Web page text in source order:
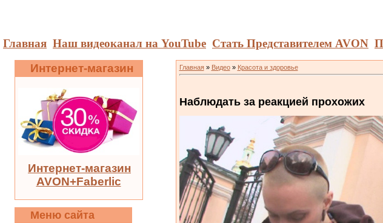
Главная Наш видеоканал на YouTube Стать Представителем AVON
Интернет-магазин
Интернет-магазин
AVON+Faberlic
Меню сайта
Главная» Видео» Красота и здоровье
Наблюдать за реакцией прохожих